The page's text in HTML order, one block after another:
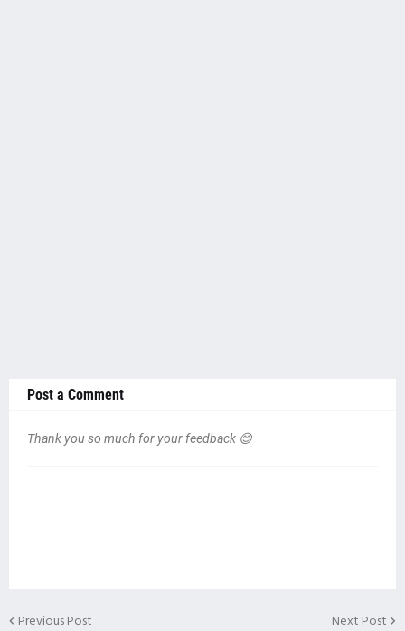
Post a Comment
Thank you so much for your feedback 😊
Previous Post Next Post